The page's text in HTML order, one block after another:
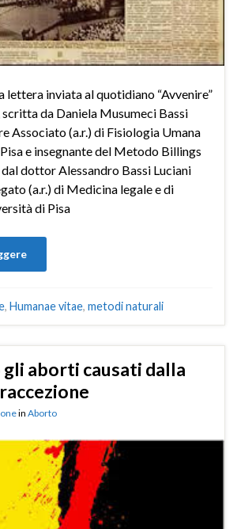
lettera inviata al quotidiano “Avvenire”
da Daniela Musumeci Bassi
Associato (a.r.) di Fisiologia Umana
e insegnante del Metodo Billings
dottor Alessandro Bassi Luciani
(a.r.) di Medicina legale e di
di Pisa
, Humanae vitae, metodi naturali
gli aborti causati dalla
in Aborto